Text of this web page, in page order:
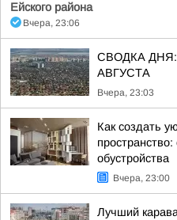
Ейского района
Вчера, 23:06
СВОДКА
АВГУСТА
Вчера, 23:03
Как создать
пространство:
обустройства
Вчера, 23:00
Лучший